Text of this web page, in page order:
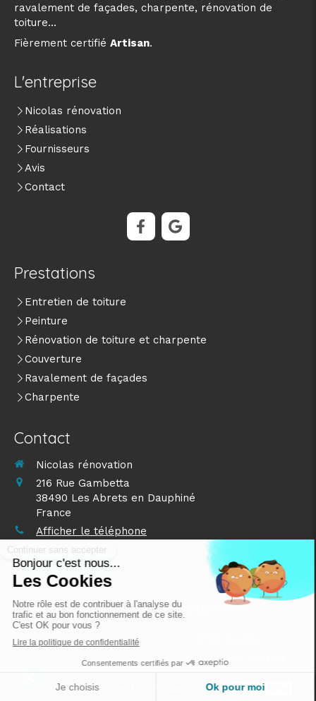
ravalement de façades, charpente, rénovation de
toiture...
Fièrement certifié Artisan.
L'entreprise
Nicolas rénovation
Réalisations
Fournisseurs
Avis
Contact
Prestations
Entretien de toiture
Peinture
Rénovation de toiture et charpente
Couverture
Ravalement de façades
Charpente
Contact
Nicolas rénovation
216 Rue Gambetta
38490 Les Abrets en Dauphiné
France
Afficher le téléphone
Demander un devis
©2024 Nicolas rénovation - Nettoyage toiture
Mentions légales
Création et référencement du site par Simplébo